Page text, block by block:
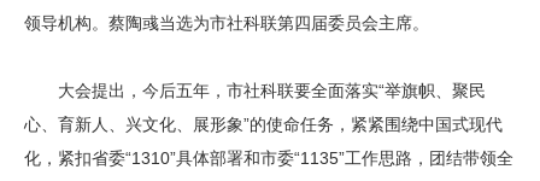
领导机构。蔡陶彧当选为市社科联第四届委员会主席。
大会提出，今后五年，市社科联要全面落实“举旗帜、聚民
心、育新人、兴文化、展形象”的使命任务，紧紧围绕中国式现代
化，紧扣省委“1310”具体部署和市委“1135”工作思路，团结带领全